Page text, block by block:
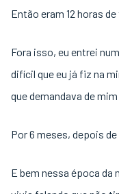
Então eram 12 horas
Fora isso, eu entrei
difícil que eu já fiz na
que demandava de
Por 6 meses, depois
E bem nessa época da